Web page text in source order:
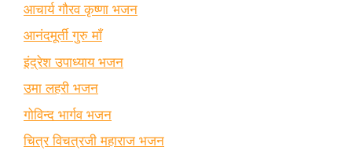
आचार्य गौरव कृष्णा भजन
आनंदमूर्ती गुरु माँ
इंद्रेश उपाध्याय भजन
उमा लहरी भजन
गोविन्द भार्गव भजन
चित्र विचत्रजी महाराज भजन